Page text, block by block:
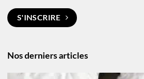
Nos derniers articles
S'INSCRIRE